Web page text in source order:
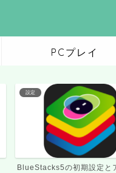
PCプレイ
設定
BlueStacks5のキーマッピ